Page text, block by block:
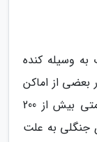
وسیله کنده
بعضی از اماکن
مذهبی، منبت کاری در استان سمنان، قدمتی بیش از 200
جنگلی به علت